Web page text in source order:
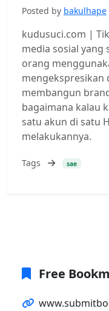
Posted by bakulhape
kudusuci.com |
media sosial yang
orang
mengekspresikan
membangun
bagaimana kalau
satu akun di satu
melakukannya.
Tags sae
Free